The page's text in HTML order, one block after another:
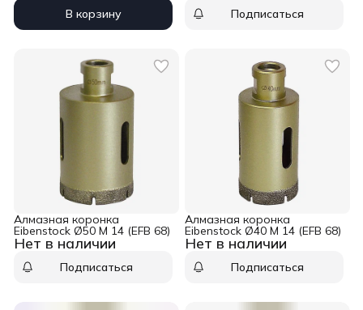
В корзину
Подписаться
Нет в наличии
Алмазная коронка
Eibenstock Ø50 M 14 (EFB 68)
Подписаться
Нет в наличии
Алмазная коронка
Eibenstock Ø40 M 14 (EFB 68)
Подписаться